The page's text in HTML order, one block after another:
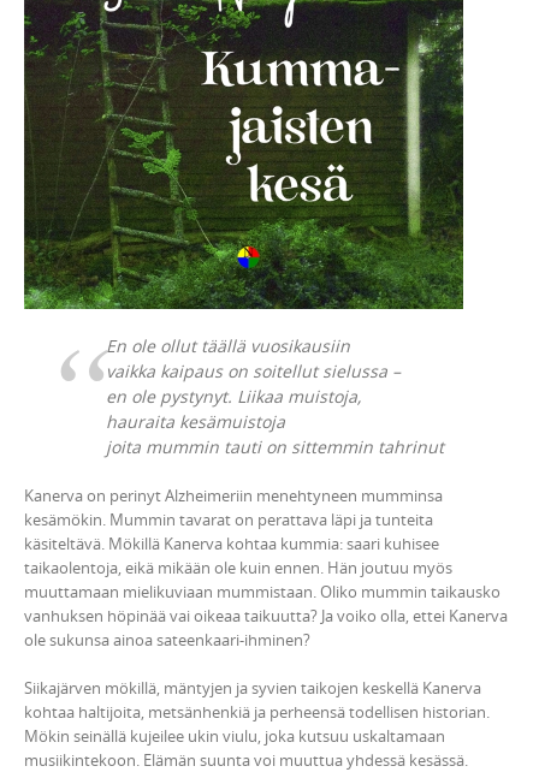
En ole ollut täällä vuosikausiin
vaikka kaipaus on soitellut sielussa –
en ole pystynyt. Liikaa muistoja,
hauraita kesämuistoja
joita mummin tauti on sittemmin tahrinut
Kanerva on perinyt Alzheimeriin menehtyneen mumminsa
kesämökin. Mummin tavarat on perattava läpi ja tunteita
käsiteltävä. Mökillä Kanerva kohtaa kummia: saari kuhisee
taikaolentoja, eikä mikään ole kuin ennen. Hän joutuu myös
muuttamaan mielikuviaan mummistaan. Oliko mummin taikausko
vanhuksen höpinää vai oikeaa taikuutta? Ja voiko olla, ettei Kanerva
ole sukunsa ainoa sateenkaari-ihminen?
Siikajärven mökillä, mäntyjen ja syvien taikojen keskellä Kanerva
kohtaa haltijoita, metsänhenkiä ja perheensä todellisen historian.
Mökin seinällä kujeilee ukin viulu, joka kutsuu uskaltamaan
musiikintekoon. Elämän suunta voi muuttua yhdessä kesässä.